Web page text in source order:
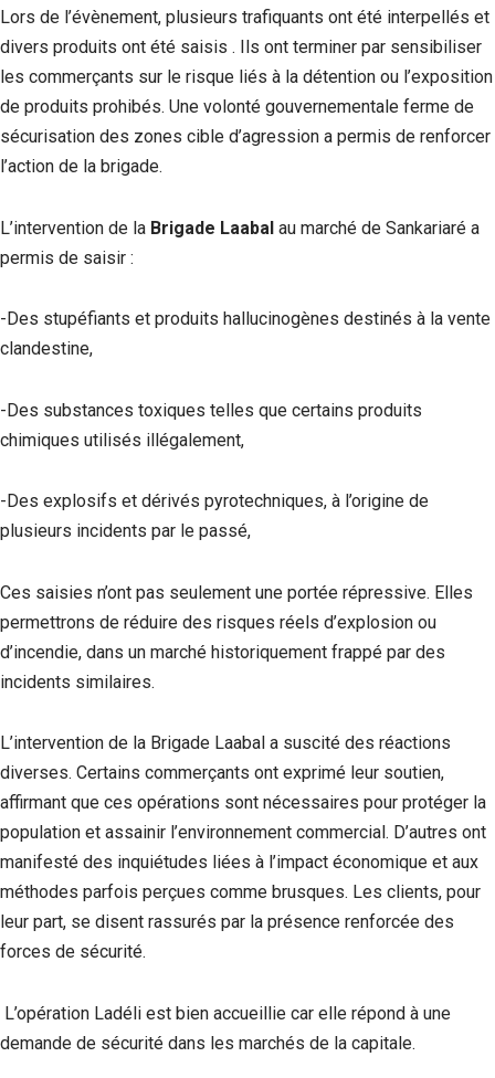
Lors de l’évènement, plusieurs trafiquants ont été interpellés et
divers produits ont été saisis . Ils ont terminer par sensibiliser
les commerçants sur le risque liés à la détention ou l’exposition
de produits prohibés. Une volonté gouvernementale ferme de
sécurisation des zones cible d’agression a permis de renforcer
l’action de la brigade.
L’intervention de la Brigade Laabal au marché de Sankariaré a
permis de saisir :
‎-Des stupéfiants et produits hallucinogènes destinés à la vente
clandestine,
-Des substances toxiques telles que certains produits
chimiques utilisés illégalement,
‎-Des explosifs et dérivés pyrotechniques, à l’origine de
plusieurs incidents par le passé,
‎Ces saisies n’ont pas seulement une portée répressive. Elles
permettrons de réduire des risques réels d’explosion ou
d’incendie, dans un marché historiquement frappé par des
incidents similaires.
‎L’intervention de la Brigade Laabal a suscité des réactions
diverses. Certains commerçants ont exprimé leur soutien,
affirmant que ces opérations sont nécessaires pour protéger la
population et assainir l’environnement commercial. D’autres ont
manifesté des inquiétudes liées à l’impact économique et aux
méthodes parfois perçues comme brusques. Les clients, pour
leur part, se disent rassurés par la présence renforcée des
forces de sécurité.
‎ L’opération Ladéli est bien accueillie car elle répond à une
demande de sécurité dans les marchés de la capitale.